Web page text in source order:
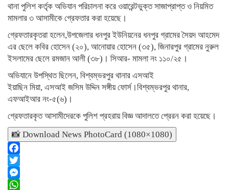
থানা পুলিশ কর্তৃক অভিযান পরিচালনা করে ওয়ারেন্টভুক্ত সাজাপ্রাপ্ত ও নিয়মিত
মামলার ৩ আসামীকে গ্রেফতার করা হয়েছে।
গ্রেফতারকৃতরা হলেন,উপজেলার ধনপুর ইউনিয়নের ধনপুর গ্রামের সৈয়দ আহমেদ
এর ছেলে কবির হোসেন (২০), আনোয়ার হোসেন (৩৫), জিনারপুর গ্রামের নুরুল
ইসলামের ছেলে রমজান আলী (৩৮)। সিআর- মামলা নং ১১০/২৫।
অভিযানে উপস্থিত ছিলেন, বিশ্বম্ভরপুর থানার এসআই
ইয়াছিন মিয়া, এসআই জসিম উদ্দিন সঙ্গীয় ফোর্স।বিশ্বম্ভরপুর থানার,
এফআইআর নং-৫(৬)।
গ্রেফতারকৃত আসামীদেরকে পুলিশ প্রহরায় বিজ্ঞ আদালতে প্রেরন করা হয়েছে।
📸 Download News PhotoCard (1080×1080)
Facebook
Twitter
Messenger